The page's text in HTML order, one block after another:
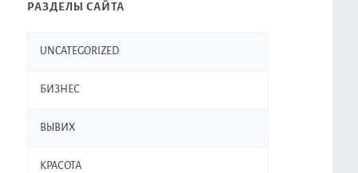
РАЗДЕЛЫ САЙТА
UNCATEGORIZED
БИЗНЕС
ВЫВИХ
КРАСОТА